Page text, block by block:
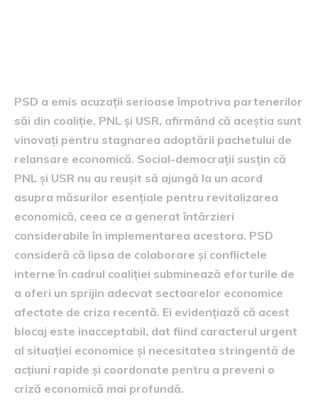
PSD a emis acuzații serioase împotriva partenerilor
săi din coaliție, PNL și USR, afirmând că aceștia sunt
vinovați pentru stagnarea adoptării pachetului de
relansare economică. Social-democrații susțin că
PNL și USR nu au reușit să ajungă la un acord
asupra măsurilor esențiale pentru revitalizarea
economică, ceea ce a generat întârzieri
considerabile în implementarea acestora. PSD
consideră că lipsa de colaborare și conflictele
interne în cadrul coaliției subminează eforturile de
a oferi un sprijin adecvat sectoarelor economice
afectate de criza recentă. Ei evidențiază că acest
blocaj este inacceptabil, dat fiind caracterul urgent
al situației economice și necesitatea stringentă de
acțiuni rapide și coordonate pentru a preveni o
criză economică mai profundă.